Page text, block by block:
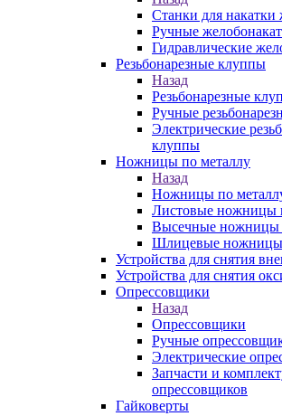
Станки для накатки
Ручные
Гидравлические
Резьбонарезные клуппы
Назад
Резьбонарезные
Ручные
Электрические
клуппы
Ножницы по металлу
Назад
Ножницы по
Листовые ножницы
Высечные ножницы
Шлицевые ножницы
Устройства для снятия
Устройства для снятия
Опрессовщики
Назад
Опрессовщики
Ручные
Электрические
Запчасти и
опрессовщиков
Гайковерты